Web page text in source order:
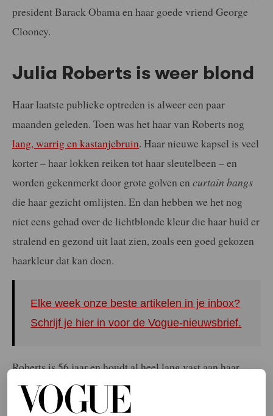
president Barack Obama en haar goede vriend George
Clooney.
Julia Roberts is weer blond
Haar laatste publieke optreden is alweer een paar
maanden geleden. Toen was het haar van Roberts nog
lang, warrig en kastanjebruin. Haar nieuwe kapsel is veel
korter – haar lokken reiken tot haar sleutelbeen – en
worden gekenmerkt door grote golven en curtain bangs
die haar gezicht omlijsten. En dan hebben we het nog
niet eens gehad over de lichtblonde kleur die haar huid er
stralend en gezond uit laat zien, zoals een goed gekozen
haarkleur dat kan doen.
Elke week onze beste artikelen in je inbox?
Schrijf je hier in voor de Vogue-nieuwsbrief.
Roberts is 56 jaar en houdt al heel lang vast aan haar
eigen, natuurlijke schoonheidsidealen. Haar nieuwe
coupe en opvallende haarkleur zijn dus op z’n minst